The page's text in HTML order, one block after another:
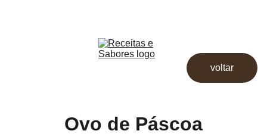
voltar
Ovo de Páscoa